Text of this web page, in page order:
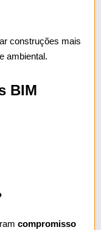
construções mais
ambiental.
BIM
compromisso